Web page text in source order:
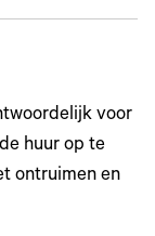
voor
huur op te
ontruimen en